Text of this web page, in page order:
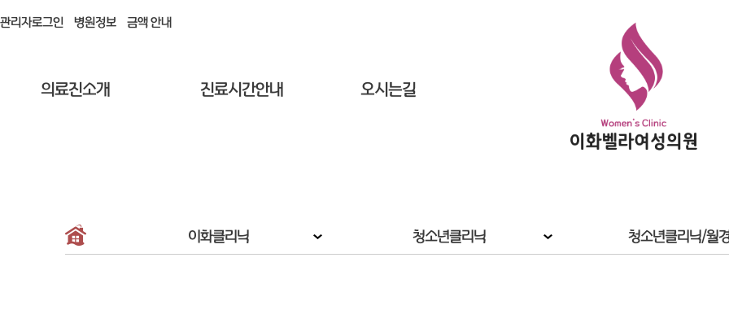
관리자로그인 병원정보 금액 안내
의료진소개 진료시간안내 오시는길
이화클리닉 청소년클리닉 청소년클리닉/월